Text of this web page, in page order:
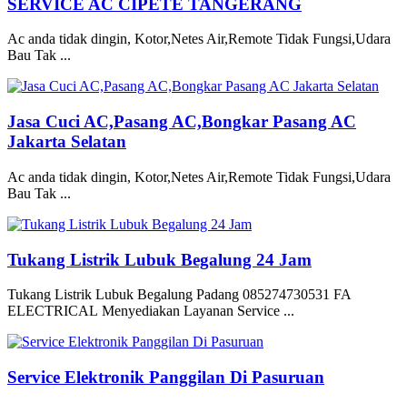
Ac anda tidak dingin, Kotor,Netes Air,Remote Tidak Fungsi,Udara
Bau Tak ...
Jasa Cuci AC,Pasang AC,Bongkar Pasang AC
Jakarta Selatan
Ac anda tidak dingin, Kotor,Netes Air,Remote Tidak Fungsi,Udara
Bau Tak ...
Tukang Listrik Lubuk Begalung 24 Jam
Tukang Listrik Lubuk Begalung Padang 085274730531 FA
ELECTRICAL Menyediakan Layanan Service ...
Service Elektronik Panggilan Di Pasuruan